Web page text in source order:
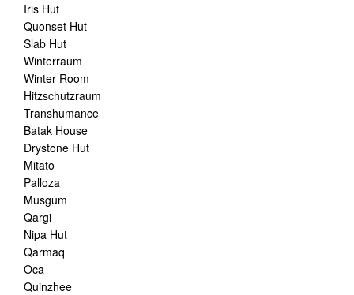
Iris Hut
Quonset Hut
Slab Hut
Winterraum
Winter Room
Hitzschutzraum
Transhumance
Batak House
Drystone Hut
Mitato
Palloza
Musgum
Qargi
Nipa Hut
Qarmaq
Oca
Quinzhee